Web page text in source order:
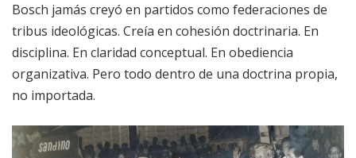
Bosch jamás creyó en partidos como federaciones de
tribus ideológicas. Creía en cohesión doctrinaria. En
disciplina. En claridad conceptual. En obediencia
organizativa. Pero todo dentro de una doctrina propia,
no importada.